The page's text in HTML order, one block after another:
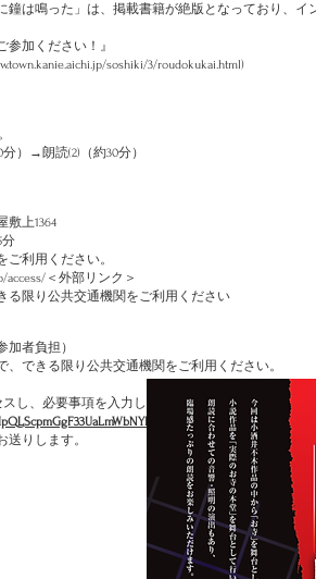
鐘は鳴った」は、掲載書籍が絶版となっており、
加ください！』
soshiki/3/roudokukai.html)
）→朗読(2)（約30分）
上1364
分
利用ください。
access/ ＜外部リンク＞
る限り公共交通機関をご利用ください
者負担）
きる限り公共交通機関をご利用ください。
し、必要事項を入力してご応募ください。
りします。